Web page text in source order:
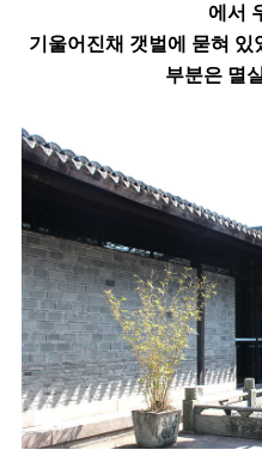
에서
기울어진채 갯벌에 묻혀 있
부분은 멸